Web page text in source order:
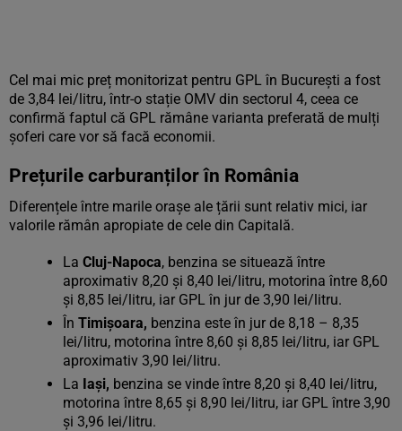
Cel mai mic preț monitorizat pentru GPL în București a fost
de 3,84 lei/litru, într-o stație OMV din sectorul 4, ceea ce
confirmă faptul că GPL rămâne varianta preferată de mulți
șoferi care vor să facă economii.
Prețurile carburanților în România
Diferențele între marile orașe ale țării sunt relativ mici, iar
valorile rămân apropiate de cele din Capitală.
La Cluj-Napoca, benzina se situează între
aproximativ 8,20 și 8,40 lei/litru, motorina între 8,60
și 8,85 lei/litru, iar GPL în jur de 3,90 lei/litru.
În Timișoara, benzina este în jur de 8,18 – 8,35
lei/litru, motorina între 8,60 și 8,85 lei/litru, iar GPL
aproximativ 3,90 lei/litru.
La Iași, benzina se vinde între 8,20 și 8,40 lei/litru,
motorina între 8,65 și 8,90 lei/litru, iar GPL între 3,90
și 3,96 lei/litru.